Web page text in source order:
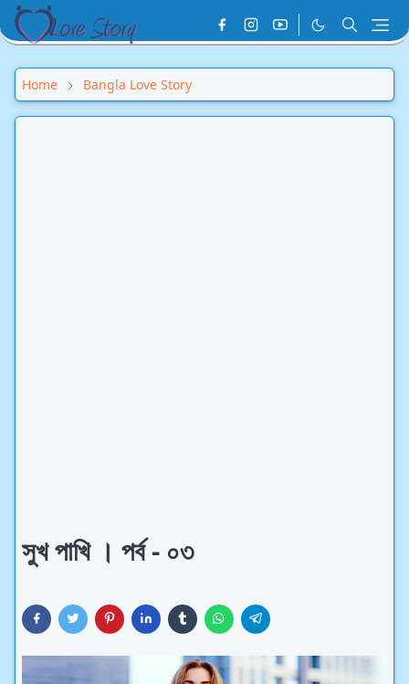
Home Bangla Love Story
সুখ পাখি । পর্ব - ০৩